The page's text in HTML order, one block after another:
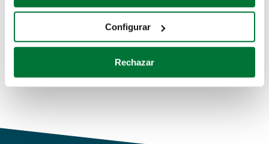
Recopilar información sobre su ubicación geográfica
Identificar su dispositivo analizándolo activamente
para buscar características específicas (huellas
Obtenga más información sobre cómo se procesan sus
de cookies.
Configurar
Rechazar
Coches de km0